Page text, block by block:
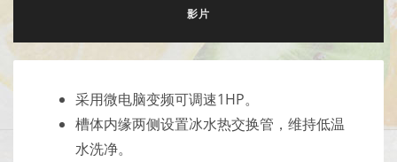
影片
采用微电脑变频可调速1HP。
槽体内缘两侧设置冰水热交换管，维持低温
水洗净。